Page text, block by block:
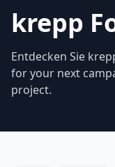
krepp
Entdecken Sie
for your next
project.